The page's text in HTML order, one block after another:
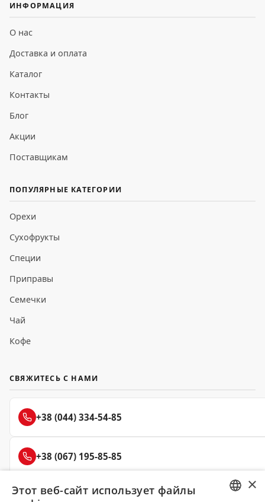
ИНФОРМАЦИЯ
О нас
Доставка и оплата
Каталог
Контакты
Блог
Акции
Поставщикам
ПОПУЛЯРНЫЕ КАТЕГОРИИ
Орехи
Сухофрукты
Специи
Приправы
Семечки
Чай
Кофе
СВЯЖИТЕСЬ С НАМИ
+38 (044) 334-54-85
+38 (067) 195-85-85
+38 (050) 145-85-45
×
Этот веб-сайт использует файлы